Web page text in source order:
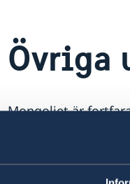
Övriga
Mongoliet är
även möjlighet att